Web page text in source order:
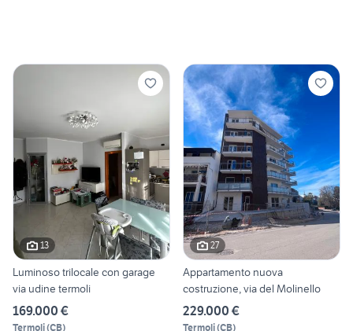
13
Luminoso trilocale con garage
via udine termoli
169.000 €
Termoli(CB)
27
Appartamento nuova
costruzione, via del Molinello
229.000 €
Termoli(CB)